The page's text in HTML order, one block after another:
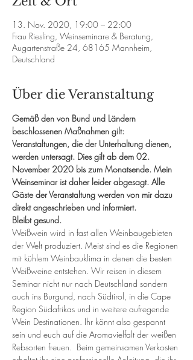
13. Nov. 2020, 19:00 – 22:00
Frau Riesling, Weinseminare & Beratung,
Augartenstraße 24, 68165 Mannheim,
Deutschland
Über die Veranstaltung
Gemäß den von Bund und Ländern
beschlossenen Maßnahmen gilt:
Veranstaltungen, die der Unterhaltung dienen,
werden untersagt. Dies gilt ab dem 02.
November 2020 bis zum Monatsende. Mein
Weinseminar ist daher leider abgesagt. Alle
Gäste der Veranstaltung werden von mir dazu
direkt angeschrieben und informiert.
Bleibt gesund.
Weißwein wird in fast allen Weinbaugebieten
der Welt produziert. Meist sind es die Regionen
mit kühlem Weinbauklima in denen die besten
Weißweine entstehen. Wir reisen in diesem
Seminar nicht nur nach Deutschland sondern
auch ins Burgund, nach Südtirol, in die Cape
Region Südafrikas und in weitere aufregende
Wein Destinationen. Ihr könnt also gespannt
sein und euch auf die Aromavielfalt der weißen
Rebsorten freuen.  Beim gemeinsamen Verkosten